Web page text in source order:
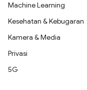
Machine Learning
Kesehatan & Kebugaran
Kamera & Media
Privasi
5G